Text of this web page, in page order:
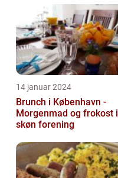
14 januar 2024
Brunch i København -
Morgenmad og frokost i
skøn forening